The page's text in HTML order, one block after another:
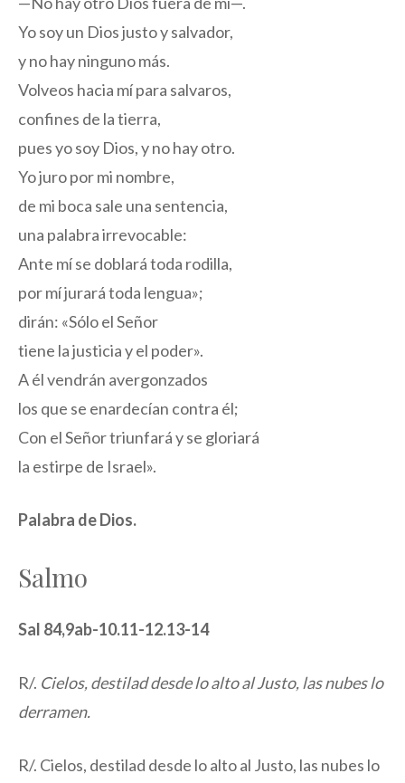
Yo soy un Dios justo y salvador,
y no hay ninguno más.
Volveos hacia mí para salvaros,
confines de la tierra,
pues yo soy Dios, y no hay otro.
Yo juro por mi nombre,
de mi boca sale una sentencia,
una palabra irrevocable:
Ante mí se doblará toda rodilla,
por mí jurará toda lengua»;
dirán: «Sólo el Señor
tiene la justicia y el poder».
A él vendrán avergonzados
los que se enardecían contra él;
Con el Señor triunfará y se gloriará
la estirpe de Israel».
Palabra de Dios.
Salmo
Sal 84,9ab-10.11-12.13-14
R/. Cielos, destilad desde lo alto al Justo, las nubes lo
derramen.
R/. Cielos, destilad desde lo alto al Justo, las nubes lo